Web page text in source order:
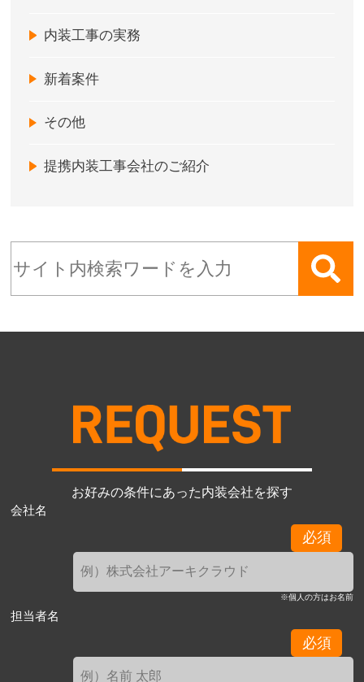
内装工事の実務
新着案件
その他
提携内装工事会社のご紹介
お好みの条件にあった内装会社を探す
会社名
必須
※個人の方はお名前
担当者名
必須